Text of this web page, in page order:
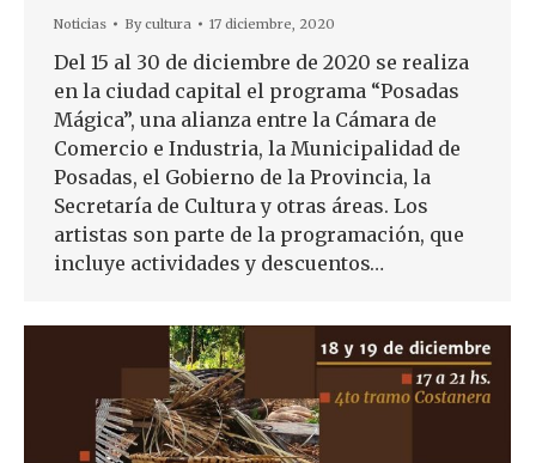
Noticias Bycultura 17 diciembre, 2020
Del 15 al 30 de diciembre de 2020 se realiza
en la ciudad capital el programa “Posadas
Mágica”, una alianza entre la Cámara de
Comercio e Industria, la Municipalidad de
Posadas, el Gobierno de la Provincia, la
Secretaría de Cultura y otras áreas. Los
artistas son parte de la programación, que
incluye actividades y descuentos…